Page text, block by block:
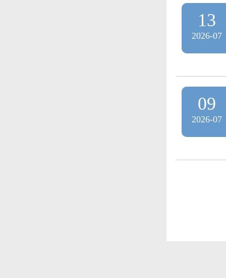
13
2026-07
09
2026-07